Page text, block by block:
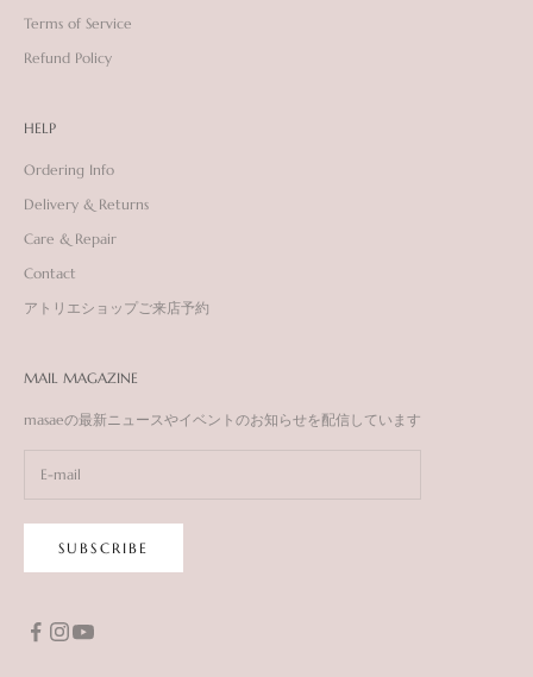
Terms of Service
Refund Policy
HELP
Ordering Info
Delivery & Returns
Care & Repair
Contact
アトリエショップご来店予約
MAIL MAGAZINE
masaeの最新ニュースやイベントのお知らせを配信しています
SUBSCRIBE